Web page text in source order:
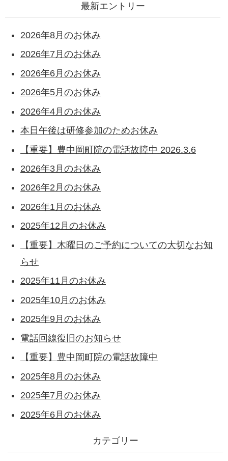
最新エントリー
2026年8月のお休み
2026年7月のお休み
2026年6月のお休み
2026年5月のお休み
2026年4月のお休み
本日午後は研修参加のためお休み
【重要】豊中岡町院の電話故障中 2026.3.6
2026年3月のお休み
2026年2月のお休み
2026年1月のお休み
2025年12月のお休み
【重要】木曜日のご予約についての大切なお知
らせ
2025年11月のお休み
2025年10月のお休み
2025年9月のお休み
電話回線復旧のお知らせ
【重要】豊中岡町院の電話故障中
2025年8月のお休み
2025年7月のお休み
2025年6月のお休み
カテゴリー